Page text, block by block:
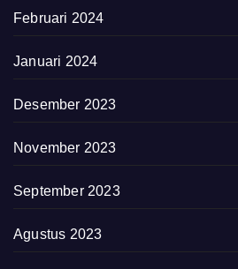
Februari 2024
Januari 2024
Desember 2023
November 2023
September 2023
Agustus 2023